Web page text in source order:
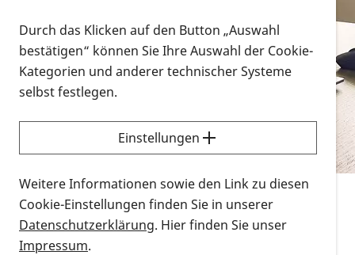
Vorlesen
Alle Infomaterialien in verschiedenen
Formaten an einem Ort
Sie möchten wissen, wie Sie nach Infonmaterial
suchen und dieses bestellen bzw. herunterladen
können? Schauen Sie sich dieErklärvideos zum
Thema Infomaterial auf der PRO RETINA-Website
für blinde und sehbehinderte Menschen an.
Auf dieser Seite finden Sie sämtliches Infomaterial
Durch das Klicken auf den Button „Auswahl
bestätigen“ können Sie Ihre Auswahl der Cookie-
Kategorien und anderer technischer Systeme
selbst festlegen.
Einstellungen
Weitere Informationen sowie den Link zu diesen
Cookie-Einstellungen finden Sie in unserer
Datenschutzerklärung. Hier finden Sie unser
Impressum.